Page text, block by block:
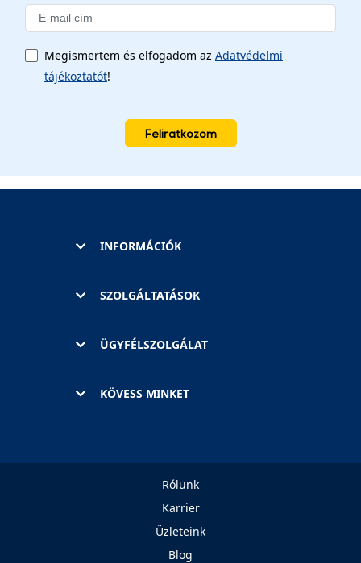
Megismertem és elfogadom az Adatvédelmi
tájékoztatót!
Feliratkozom
INFORMÁCIÓK
SZOLGÁLTATÁSOK
ÜGYFÉLSZOLGÁLAT
KÖVESS MINKET
Rólunk
Karrier
Üzleteink
Blog